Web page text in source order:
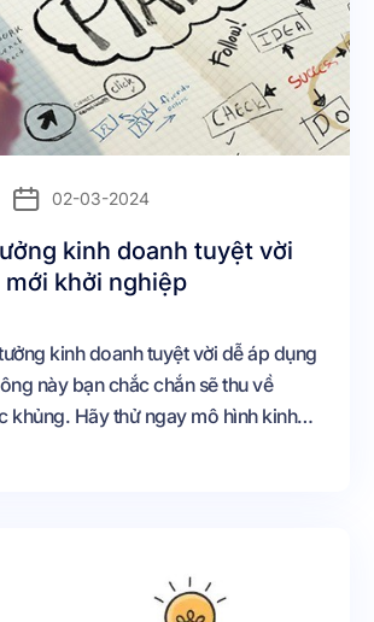
02-03-2024
kinh doanh tuyệt vời
khởi nghiệp
kinh doanh tuyệt vời dễ áp dụng
này bạn chắc chắn sẽ thu về
khủng. Hãy thử ngay mô hình kinh